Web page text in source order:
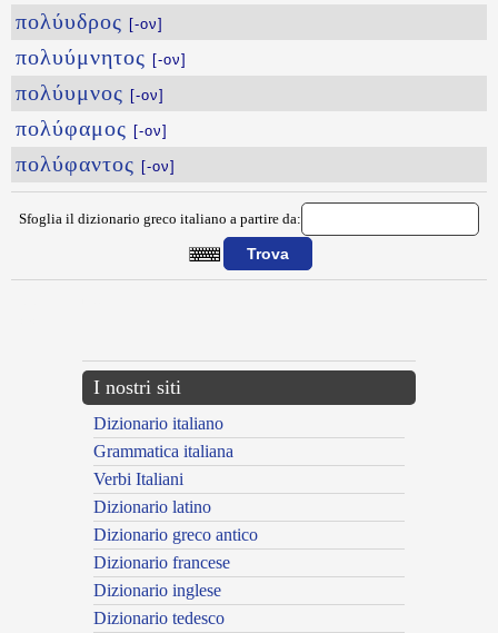
πολύυδρος [-ον]
πολυύμνητος [-ον]
πολύυμνος [-ον]
πολύφαμος [-ον]
πολύφαντος [-ον]
Sfoglia il dizionario greco italiano a partire da:
I nostri siti
Dizionario italiano
Grammatica italiana
Verbi Italiani
Dizionario latino
Dizionario greco antico
Dizionario francese
Dizionario inglese
Dizionario tedesco